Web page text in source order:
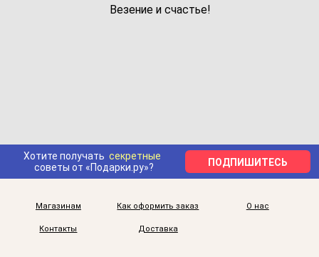
Везение и счастье!
Хотите получать секретные
советы от «Подарки.ру»?
ПОДПИШИТЕСЬ
Магазинам Как оформить заказ О нас
Контакты Доставка